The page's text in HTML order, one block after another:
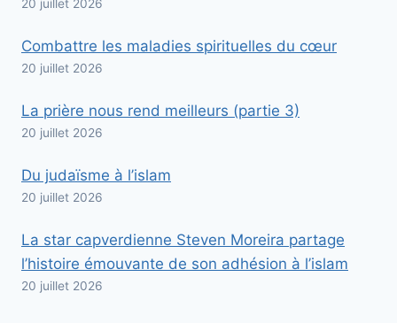
20 juillet 2026
Combattre les maladies spirituelles du cœur
20 juillet 2026
La prière nous rend meilleurs (partie 3)
20 juillet 2026
Du judaïsme à l’islam
20 juillet 2026
La star capverdienne Steven Moreira partage
l’histoire émouvante de son adhésion à l’islam
20 juillet 2026